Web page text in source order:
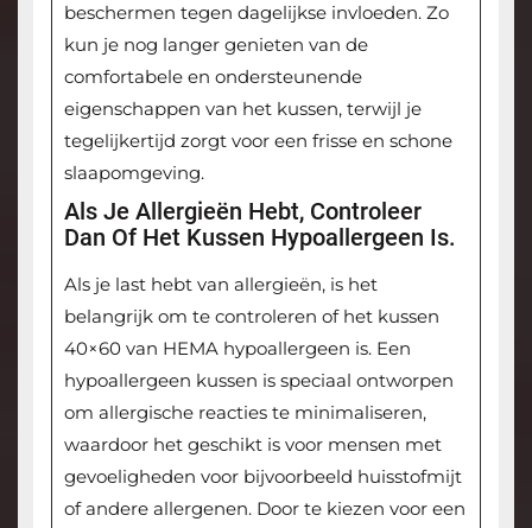
beschermen tegen dagelijkse invloeden. Zo
kun je nog langer genieten van de
comfortabele en ondersteunende
eigenschappen van het kussen, terwijl je
tegelijkertijd zorgt voor een frisse en schone
slaapomgeving.
Als Je Allergieën Hebt, Controleer
Dan Of Het Kussen Hypoallergeen Is.
Als je last hebt van allergieën, is het
belangrijk om te controleren of het kussen
40×60 van HEMA hypoallergeen is. Een
hypoallergeen kussen is speciaal ontworpen
om allergische reacties te minimaliseren,
waardoor het geschikt is voor mensen met
gevoeligheden voor bijvoorbeeld huisstofmijt
of andere allergenen. Door te kiezen voor een